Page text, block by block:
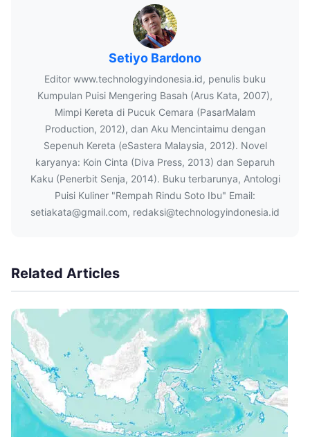
Setiyo Bardono
Editor www.technologyindonesia.id, penulis buku
Kumpulan Puisi Mengering Basah (Arus Kata, 2007),
Mimpi Kereta di Pucuk Cemara (PasarMalam
Production, 2012), dan Aku Mencintaimu dengan
Sepenuh Kereta (eSastera Malaysia, 2012). Novel
karyanya: Koin Cinta (Diva Press, 2013) dan Separuh
Kaku (Penerbit Senja, 2014). Buku terbarunya, Antologi
Puisi Kuliner "Rempah Rindu Soto Ibu" Email:
setiakata@gmail.com, redaksi@technologyindonesia.id
Related Articles